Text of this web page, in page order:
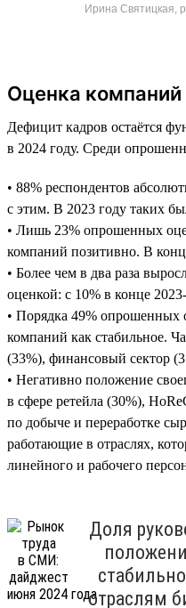
Ирина Святицкая,
Оценка компаний
Дефицит кадров остаётся
в 2024 году. Среди
• 88% респондентов
с этим. В 2023 году таких
• Лишь 23% опрошенных
компаний позитивно. В
• Более чем в два раза
оценкой: с 10% в конце
• Порядка 49% опрошенных
компаний как стабильное.
(33%), финансовый сектор
• Негативно положение
в сфере ретейла (30%),
по добыче и переработке
работающие в отраслях,
линейного и рабочего
Доля
отраслям